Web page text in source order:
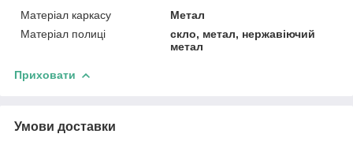
Матеріал каркасу
Метал
Матеріал полиці
скло, метал, нержавіючий
метал
Приховати
Умови доставки